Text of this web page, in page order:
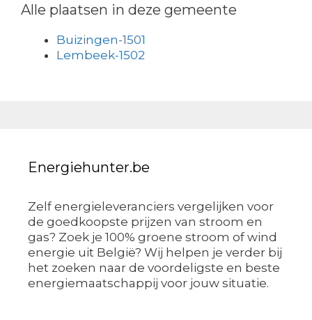
Alle plaatsen in deze gemeente
Buizingen-1501
Lembeek-1502
Energiehunter.be
Zelf energieleveranciers vergelijken voor
de goedkoopste prijzen van stroom en
gas? Zoek je 100% groene stroom of wind
energie uit België? Wij helpen je verder bij
het zoeken naar de voordeligste en beste
energiemaatschappij voor jouw situatie.